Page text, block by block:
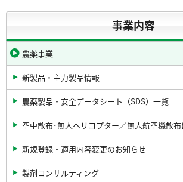
事業内容
農薬事業
新製品・主力製品情報
農薬製品・安全データシート（SDS）一覧
空中散布･無人ヘリコプター／無人航空機散
新規登録・適用内容変更のお知らせ
製剤コンサルティング